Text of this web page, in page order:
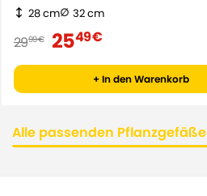
28 cm 32 cm
2999 € 2549 €
+ In den Warenkorb
Alle passenden Pflanzgefäße